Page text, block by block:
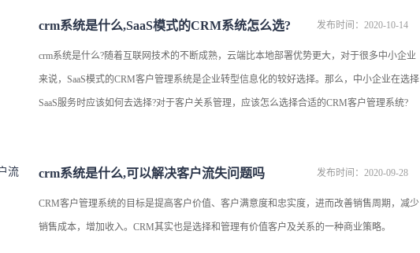
crm系统是什么,SaaS模式的CRM系统怎么选? 发布时间：2020-10-14
crm系统是什么?随着互联网技术的不断成熟，云端比本地部署优势更大，对于很多中小企业
来说，SaaS模式的CRM客户管理系统是企业转型信息化的较好选择。那么，中小企业在选择
SaaS服务时应该如何去选择?对于客户关系管理，应该怎么选择合适的CRM客户管理系统?
crm系统是什么,可以解决客户流失问题吗 发布时间：2020-09-28
CRM客户管理系统的目标是提高客户价值、客户满意度和忠实度，进而改善销售周期，减少
销售成本，增加收入。CRM其实也是选择和管理有价值客户及关系的一种商业策略。